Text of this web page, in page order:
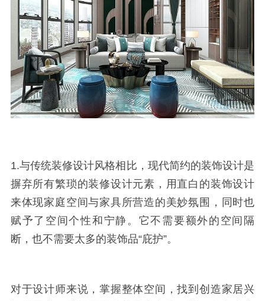
1.与传统装修设计风格相比，现代简约的装饰设计是
摒弃所有繁琐的装修设计元素，用直白的装饰设计
来体现家庭空间与家具所营造的美妙氛围，同时也
赋予了空间个性和宁静。它不需要额外的空间隔
断，也不需要太多的装饰品“庇护”。
对于设计师来说，掌握整体空间，找到创造家居兴